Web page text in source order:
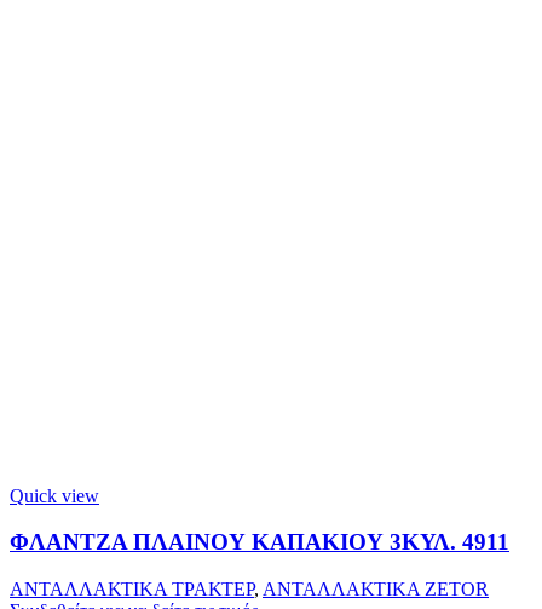
Quick view
ΦΛΑΝΤΖΑ ΠΛΑΙΝΟΥ ΚΑΠΑΚΙΟΥ 3ΚΥΛ. 4911
ΑΝΤΑΛΛΑΚΤΙΚΑ ΤΡΑΚΤΕΡ, ΑΝΤΑΛΛΑΚΤΙΚΑ ZETOR